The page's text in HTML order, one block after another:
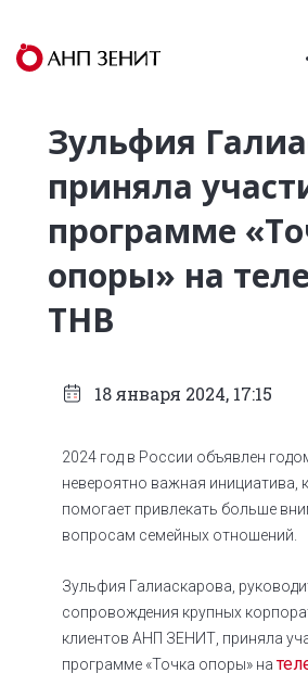
Зульфия
приняла
программе
опоры» на
ТНВ
18 января 2024, 17:15
2024 год в России объявлен
невероятно важная инициатива,
помогает привлекать больше
вопросам семейных отношений.
Зульфия Галиаскарова,
сопровождения крупных
клиентов АНП ЗЕНИТ, приняла
программе «Точка опоры» на